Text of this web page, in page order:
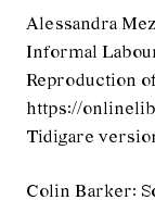
Alessandra
Informal
Reproduction
https://
Tidigare
Colin Barker: